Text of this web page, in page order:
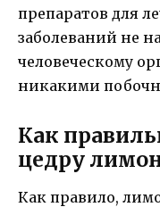
препаратов для
заболеваний не
человеческому
никакими
Как
цедру
Как правило,